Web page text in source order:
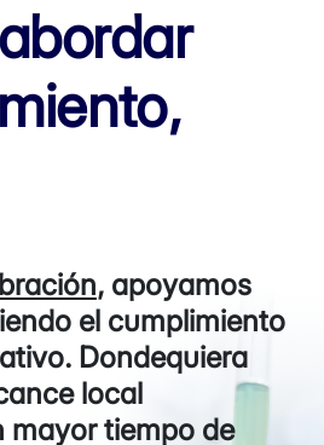
, apoyamos
el cumplimiento
Dondequiera
local
mayor tiempo de